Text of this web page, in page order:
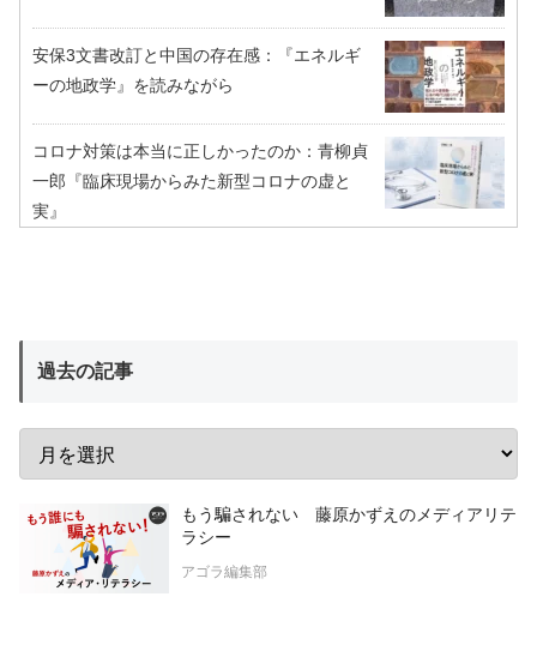
安保3文書改訂と中国の存在感：『エネルギ
ーの地政学』を読みながら
コロナ対策は本当に正しかったのか：青柳貞
一郎『臨床現場からみた新型コロナの虚と
実』
過去の記事
もう騙されない 藤原かずえのメディアリテ
ラシー
アゴラ編集部